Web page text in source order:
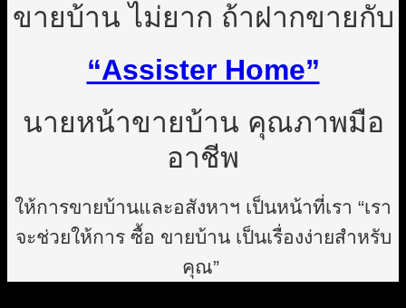
ขายบ้าน ไม่ยาก ถ้าฝากขายกับ
“Assister Home”
นายหน้าขายบ้าน คุณภาพมือ
อาชีพ
ให้การขายบ้านและอสังหาฯ เป็นหน้าที่เรา “เรา
จะช่วยให้การ ซื้อ ขายบ้าน เป็นเรื่องง่ายสำหรับ
คุณ”